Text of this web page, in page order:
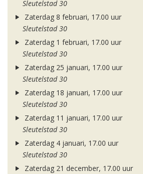
Sleutelstad 30
Zaterdag 8 februari, 17.00 uur
Sleutelstad 30
Zaterdag 1 februari, 17.00 uur
Sleutelstad 30
Zaterdag 25 januari, 17.00 uur
Sleutelstad 30
Zaterdag 18 januari, 17.00 uur
Sleutelstad 30
Zaterdag 11 januari, 17.00 uur
Sleutelstad 30
Zaterdag 4 januari, 17.00 uur
Sleutelstad 30
Zaterdag 21 december, 17.00 uur